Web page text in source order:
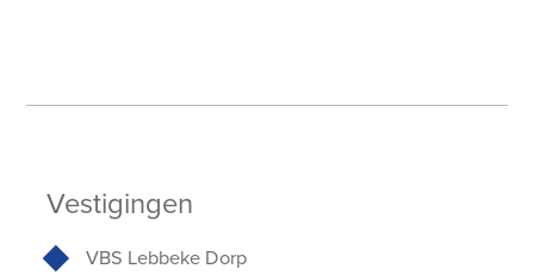
Vestigingen
VBS Lebbeke Dorp